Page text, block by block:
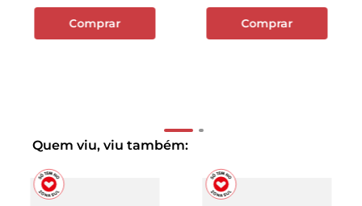
Comprar Comprar
Quem viu, viu também: